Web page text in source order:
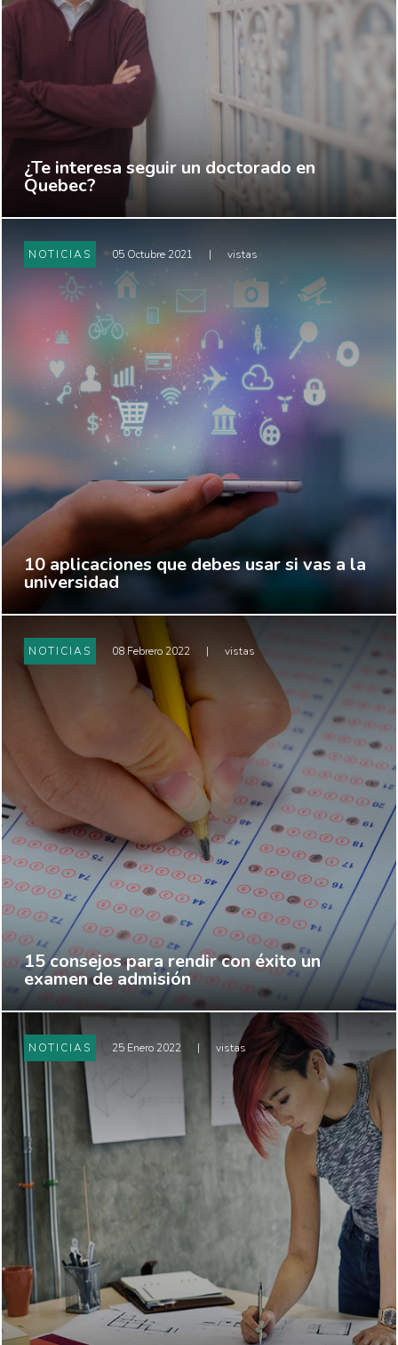
¿Te interesa seguir un doctorado en
Quebec?
NOTICIAS 05 Octubre 2021 | vistas
10 aplicaciones que debes usar si vas a la
universidad
NOTICIAS 08 Febrero 2022 | vistas
15 consejos para rendir con éxito un
examen de admisión
NOTICIAS 25 Enero 2022 | vistas